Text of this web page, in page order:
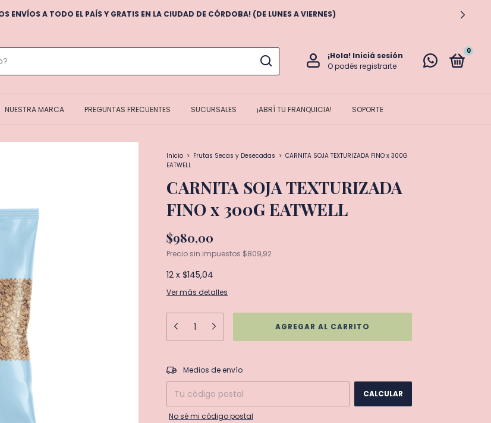
EL PAÍS Y GRATIS EN LA CIUDAD DE CÓRDOBA! (DE LUNES A VIERNES)
¡Hola! Iniciá sesión
O podés registrarte
0
NUESTRA MARCA PREGUNTAS FRECUENTES SUCURSALES ¡ABRÍ TU FRANQUICIA! SOPORTE
Inicio > Frutas Secas y Desecadas > CARNITA SOJA TEXTURIZADA FINO x 300G
EATWELL
CARNITA SOJA TEXTURIZADA
FINO x 300G EATWELL
$980,00
Precio sin impuestos $809,92
12 x $145,04
Ver más detalles
Entregas para el CP:
Medios de envío
CALCULAR
No sé mi código postal